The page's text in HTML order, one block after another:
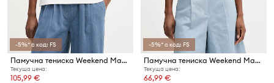
-5%* с код: FS
Памучна тениска Weekend Max Mara SABATO
Текуща цена:
105,99 €
-5%* с код: FS
Памучна тениска Weekend Max Mara PANTERA
Текуща цена:
66,99 €